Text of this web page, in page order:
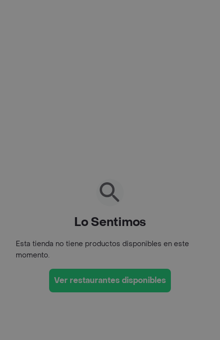
Lo Sentimos
Esta tienda no tiene productos disponibles en este
momento.
Ver restaurantes disponibles